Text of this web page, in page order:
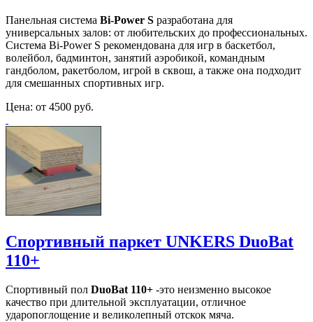
Панельная система Bi-Power S разработана для
универсальных залов: от любительских до профессиональных.
Система Bi-Power S рекомендована для игр в баскетбол,
волейбол, бадминтон, занятий аэробикой, командным
гандболом, ракетболом, игрой в сквош, а также она подходит
для смешанных спортивных игр.
Цена: от 4500 руб.
Спортивный паркет UNKERS DuoBat
110+
Спортивный пол DuoBat 110+ -это неизменно высокое
качество при длительной эксплуатации, отличное
ударопоглощение и великолепный отскок мяча.